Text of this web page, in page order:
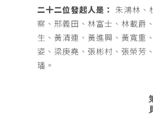
二十二位發起人是：
朱鴻林、
察、邢義田、林富士、林載爵
生、黃清連、黃進興、黃寬重
姿、梁庚堯、張彬村、張榮芳
璠。